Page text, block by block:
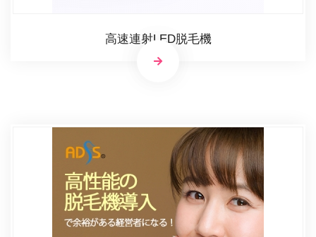
高速連射LED脱毛機